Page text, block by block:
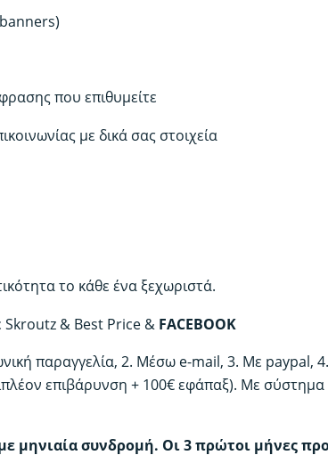
που επιθυμείτε
με δικά σας στοιχεία
το κάθε ένα ξεχωριστά.
& Best Price & FACEBOOK
παραγγελία, 2. Μέσω e-mail, 3. Με paypal,
επιβάρυνση + 100€ εφάπαξ). Με
μηνιαία συνδρομή. Οι 3 πρώτοι μήνες